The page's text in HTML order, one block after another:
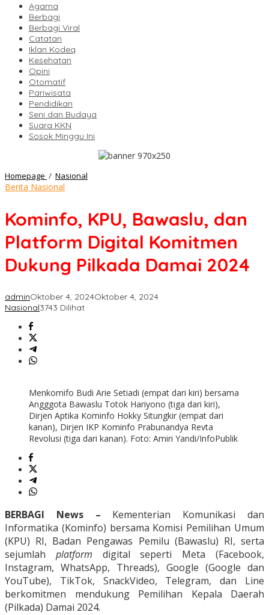
Agama
Berbagi
Berbagi Viral
Catatan
Iklan Kodeq
Kesehatan
Opini
Otomatif
Pariwisata
Pendidikan
Seni dan Budaya
Suara KKN
Sosok Minggu Ini
Homepage / Nasional
Platform
Komitmen
Dukung
Pilkada
Damai
Berita Nasional
Kominfo, KPU, Bawaslu, dan
Platform Digital Komitmen
Dukung Pilkada Damai 2024
adminOktober 4, 2024Oktober 4, 2024
Nasional3743 Dilihat
Menkomifo Budi Arie Setiadi (empat dari kiri) bersama
Angggota Bawaslu Totok Hariyono (tiga dari kiri),
Dirjen Aptika Kominfo Hokky Situngkir (empat dari
kanan), Dirjen IKP Kominfo Prabunandya Revta
Revolusi (tiga dari kanan). Foto: Amiri Yandi/InfoPublik
BERBAGI News – Kementerian Komunikasi dan
Informatika (Kominfo) bersama Komisi Pemilihan Umum
(KPU) RI, Badan Pengawas Pemilu (Bawaslu) RI, serta
sejumlah platform digital seperti Meta (Facebook,
Instagram, WhatsApp, Threads), Google (Google dan
YouTube), TikTok, SnackVideo, Telegram, dan Line
berkomitmen mendukung Pemilihan Kepala Daerah
(Pilkada) Damai 2024.